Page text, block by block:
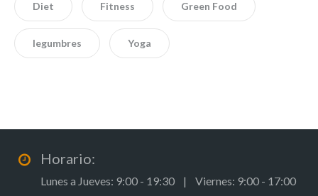
Diet Fitness Green Food
legumbres Yoga
Horario:
Lunes a Jueves: 9:00 - 19:30 | Viernes: 9:00 - 17:00